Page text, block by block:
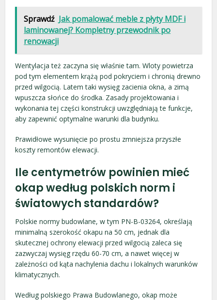
Sprawdź Jak pomalować meble z płyty MDF i
laminowanej? Kompletny przewodnik po
renowacji
Wentylacja też zaczyna się właśnie tam. Wloty powietrza
pod tym elementem krążą pod pokryciem i chronią drewno
przed wilgocią. Latem taki wysięg zacienia okna, a zimą
wpuszcza słońce do środka. Zasady projektowania i
wykonania tej części konstrukcji uwzględniają te funkcje,
aby zapewnić optymalne warunki dla budynku.
Prawidłowe wysunięcie po prostu zmniejsza przyszłe
koszty remontów elewacji.
Ile centymetrów powinien mieć
okap według polskich norm i
światowych standardów?
Polskie normy budowlane, w tym PN-B-03264, określają
minimalną szerokość okapu na 50 cm, jednak dla
skutecznej ochrony elewacji przed wilgocią zaleca się
zazwyczaj wysięg rzędu 60-70 cm, a nawet więcej w
zależności od kąta nachylenia dachu i lokalnych warunków
klimatycznych.
Według polskiego Prawa Budowlanego, okap może